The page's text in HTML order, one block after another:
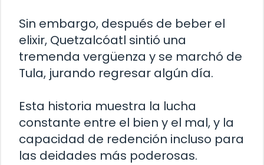
Sin embargo, después de beber el
elixir, Quetzalcóatl sintió una
tremenda vergüenza y se marchó de
Tula, jurando regresar algún día.
Esta historia muestra la lucha
constante entre el bien y el mal, y la
capacidad de redención incluso para
las deidades más poderosas.